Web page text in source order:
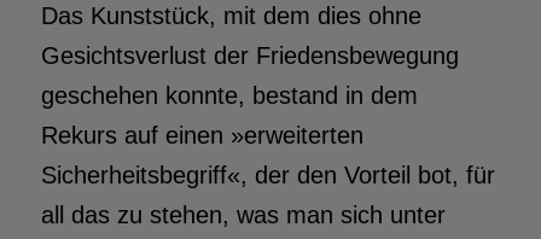
Das Kunststück, mit dem dies ohne
Gesichtsverlust der Friedensbewegung
geschehen konnte, bestand in dem
Rekurs auf einen »erweiterten
Sicherheitsbegriff«, der den Vorteil bot, für
all das zu stehen, was man sich unter